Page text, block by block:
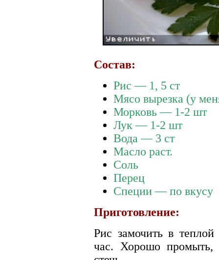
Состав:
Рис — 1, 5 ст
Мясо вырезка (у
Морковь — 1-2 шт
Лук — 1-2 шт
Вода — 3 ст
Масло раст.
Соль
Перец
Специи — по вкусу
Приготовление:
Рис замочить в
час. Хорошо промыть,